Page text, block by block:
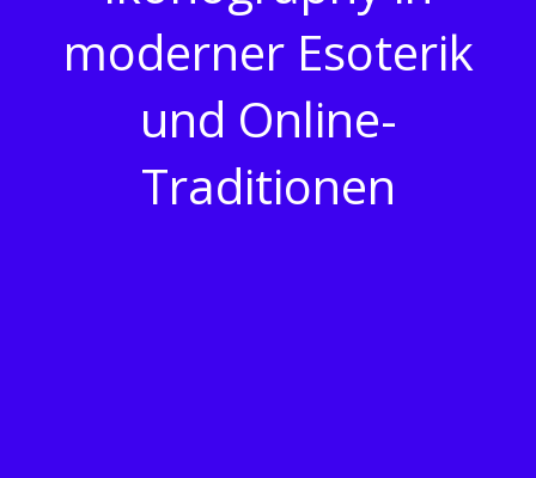
moderner Esoterik
und Online-
Traditionen